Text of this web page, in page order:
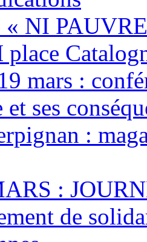
NI
place
mars :
et ses
:
:
de